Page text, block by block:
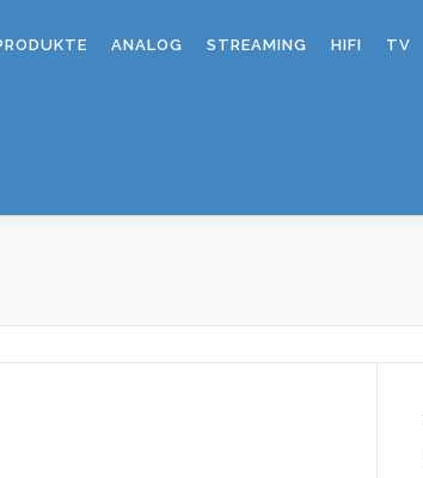
ANALOG STREAMING HIFI TV